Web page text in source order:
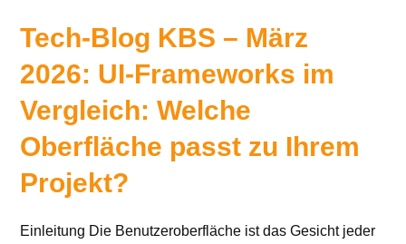
Tech-Blog KBS – März
2026: UI-Frameworks im
Vergleich: Welche
Oberfläche passt zu Ihrem
Projekt?
Einleitung Die Benutzeroberfläche ist das Gesicht jeder